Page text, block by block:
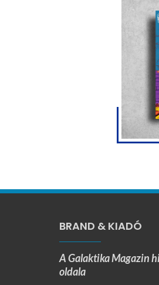
BRAND & KIADÓ
A Galaktika Magazin
oldala